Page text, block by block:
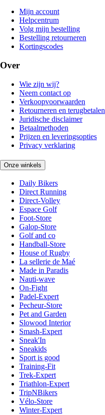
Mijn account
Helpcentrum
Volg mijn bestelling
Bestelling retourneren
Kortingscodes
Over
Wie zijn wij?
Neem contact op
Verkoopvoorwaarden
Retourneren en terugbetalen
Juridische disclaimer
Betaalmethoden
Prijzen en leveringsopties
Privacy verklaring
Onze winkels
Daily Bikers
Direct Running
Direct-Volley
Espace Golf
Foot-Store
Galop-Store
Golf and co
Handball-Store
House of Rugby
La sellerie de Maé
Made in Paradis
Nauti-wave
On-Fight
Padel-Expert
Pecheur-Store
Pet and Garden
Slowood Interior
Smash-Expert
Sneak'In
Sneakids
Sport is good
Training-Fit
Trek-Expert
Triathlon-Expert
TripNBikers
Vélo-Store
Winter-Expert